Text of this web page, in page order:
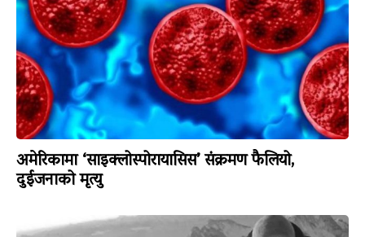
अमेरिकामा ‘साइक्लोस्पोरायासिस’ संक्रमण फैलियो,
दुईजनाको मृत्यु